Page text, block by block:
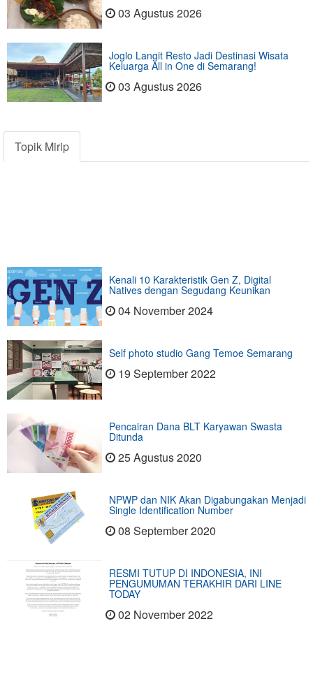
03 Agustus 2026
Joglo Langit Resto Jadi Destinasi Wisata
Keluarga All in One di Semarang!
03 Agustus 2026
Topik Mirip
Kenali 10 Karakteristik Gen Z, Digital
Natives dengan Segudang Keunikan
04 November 2024
Self photo studio Gang Temoe Semarang
19 September 2022
Pencairan Dana BLT Karyawan Swasta
Ditunda
25 Agustus 2020
NPWP dan NIK Akan Digabungakan Menjadi
Single Identification Number
08 September 2020
RESMI TUTUP DI INDONESIA, INI
PENGUMUMAN TERAKHIR DARI LINE
TODAY
02 November 2022